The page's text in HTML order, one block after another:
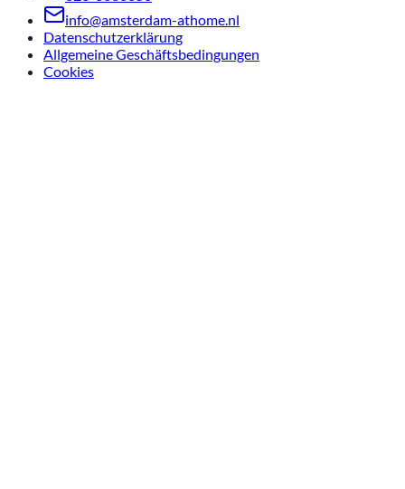
info@amsterdam-athome.nl
Datenschutzerklärung
Allgemeine Geschäftsbedingungen
Cookies